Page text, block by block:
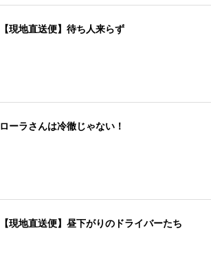
【現地直送便】待ち人来らず
ローラさんは冷徹じゃない！
【現地直送便】昼下がりのドライバーたち